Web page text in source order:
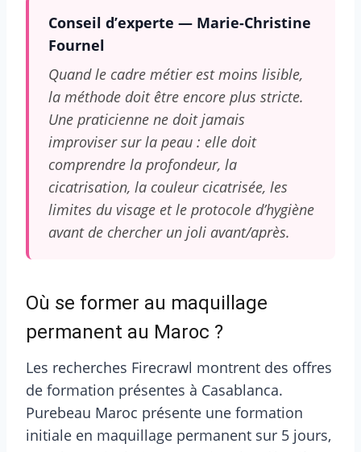
Conseil d’experte — Marie-Christine
Fournel
Quand le cadre métier est moins lisible,
la méthode doit être encore plus stricte.
Une praticienne ne doit jamais
improviser sur la peau : elle doit
comprendre la profondeur, la
cicatrisation, la couleur cicatrisée, les
limites du visage et le protocole d’hygiène
avant de chercher un joli avant/après.
Où se former au maquillage
permanent au Maroc ?
Les recherches Firecrawl montrent des offres
de formation présentes à Casablanca.
Purebeau Maroc présente une formation
initiale en maquillage permanent sur 5 jours,